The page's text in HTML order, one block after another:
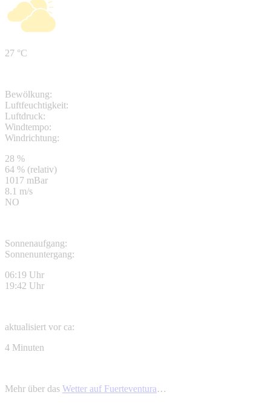
27 °C
Bewölkung:
Luftfeuchtigkeit:
Luftdruck:
Windtempo:
Windrichtung:
28 %
64 % (relativ)
1017 mBar
8.1 m/s
NO
Sonnenaufgang:
Sonnenuntergang:
06:19 Uhr
19:42 Uhr
aktualisiert vor ca:
4 Minuten
Mehr über das Wetter auf Fuerteventura…